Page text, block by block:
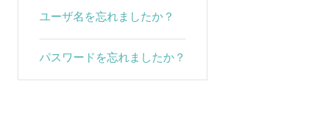
ユーザ名を忘れましたか？
パスワードを忘れましたか？